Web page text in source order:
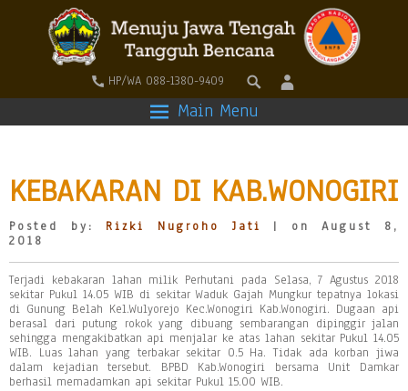
HP/WA 088-1380-9409
Main Menu
KEBAKARAN DI KAB.WONOGIRI
Posted by: Rizki Nugroho Jati
| on August 8,
2018
Terjadi kebakaran lahan milik Perhutani pada Selasa, 7 Agustus 2018
sekitar Pukul 14.05 WIB di sekitar Waduk Gajah Mungkur tepatnya lokasi
di Gunung Belah Kel.Wulyorejo Kec.Wonogiri Kab.Wonogiri. Dugaan api
berasal dari putung rokok yang dibuang sembarangan dipinggir jalan
sehingga mengakibatkan api menjalar ke atas lahan sekitar Pukul 14.05
WIB. Luas lahan yang terbakar sekitar 0.5 Ha. Tidak ada korban jiwa
dalam kejadian tersebut. BPBD Kab.Wonogiri bersama Unit Damkar
berhasil memadamkan api sekitar Pukul 15.00 WIB.